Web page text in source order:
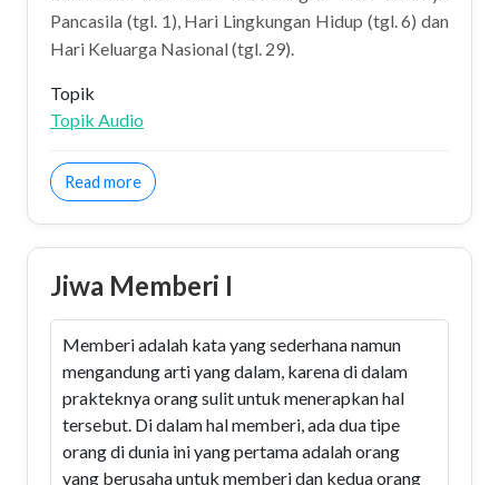
Pancasila (tgl. 1), Hari Lingkungan Hidup (tgl. 6) dan
Hari Keluarga Nasional (tgl. 29).
Topik
Topik Audio
Read moreabout Welcome Juni 2012
Jiwa Memberi I
Memberi adalah kata yang sederhana namun
mengandung arti yang dalam, karena di dalam
prakteknya orang sulit untuk menerapkan hal
tersebut. Di dalam hal memberi, ada dua tipe
orang di dunia ini yang pertama adalah orang
yang berusaha untuk memberi dan kedua orang